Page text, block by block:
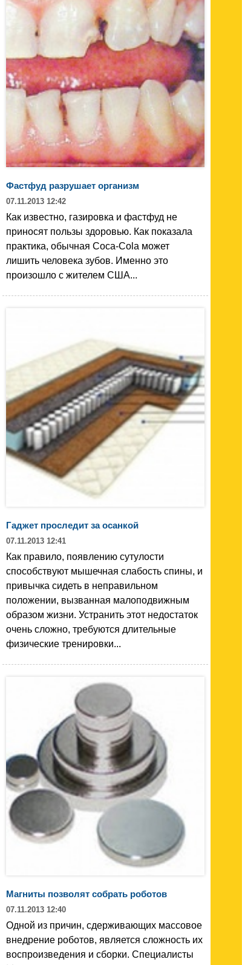
Фастфуд разрушает организм
07.11.2013 12:42
Как известно, газировка и фастфуд не
приносят пользы здоровью. Как показала
практика, обычная Coca-Cola может
лишить человека зубов. Именно это
произошло с жителем США...
Гаджет проследит за осанкой
07.11.2013 12:41
Как правило, появлению сутулости
способствуют мышечная слабость спины, и
привычка сидеть в неправильном
положении, вызванная малоподвижным
образом жизни. Устранить этот недостаток
очень сложно, требуются длительные
физические тренировки...
Магниты позволят собрать роботов
07.11.2013 12:40
Одной из причин, сдерживающих массовое
внедрение роботов, является сложность их
воспроизведения и сборки. Специалисты